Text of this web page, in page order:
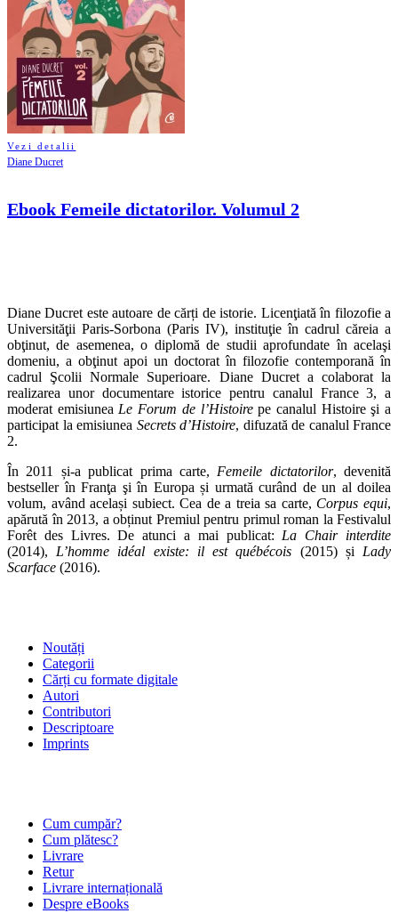
Vezi detalii
Diane Ducret
Ebook Femeile dictatorilor. Volumul 2
Diane Ducret este autoare de cărți de istorie. Licenţiată în filozofie a
Universităţii Paris-Sorbona (Paris IV), instituţie în cadrul căreia a
obţinut, de asemenea, o diplomă de studii aprofundate în acelaşi
domeniu, a obţinut apoi un doctorat în filozofie contemporană în
cadrul Şcolii Normale Superioare. Diane Ducret a colaborat la
realizarea unor documentare istorice pentru canalul France 3, a
moderat emisiunea Le Forum de l’Histoirepe canalul Histoire şi a
participat la emisiunea Secrets d’Histoire, difuzată de canalul France
2.
În 2011 și-a publicat prima carte, Femeile dictatorilor, devenită
bestseller în Franţa şi în Europa și urmată curând de un al doilea
volum, având același subiect. Cea de a treia sa carte, Corpus equi,
apărută în 2013, a obținut Premiul pentru primul roman la Festivalul
Forêt des Livres. De atunci a mai publicat: La Chair interdite
(2014), L’homme idéal existe: il est québécois (2015) și Lady
Scarface (2016).
Noutăți
Categorii
Cărți cu formate digitale
Autori
Contributori
Descriptoare
Imprints
Cum cumpăr?
Cum plătesc?
Livrare
Retur
Livrare internațională
Despre eBooks